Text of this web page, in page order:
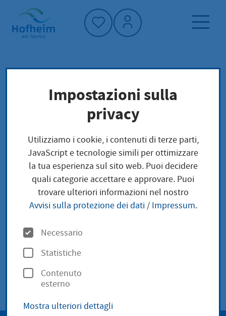
Home"
Pagina iniziale
Politica e amministrazione
amministrazione
Statuto della città di Hofheim
Schulen
Schulen
MTK Schulgelände (PDF
(106,03 KB))
Impostazioni sulla
privacy
Utilizziamo i cookie, i contenuti di terze parti,
JavaScript e tecnologie simili per ottimizzare
la tua esperienza sul sito web. Puoi decidere
quali categorie accettare e approvare. Puoi
trovare ulteriori informazioni nel nostro
Avvisi sulla protezione dei dati/ Impressum.
O
p
z
i
n
Necessario
Statistiche
Contenuto
esterno
Mostra ulteriori dettagli